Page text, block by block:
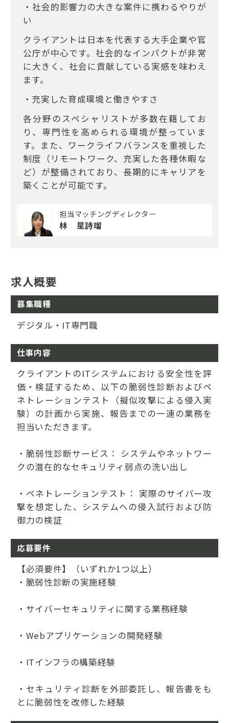
・社会的影響力の大きな案件に携わるやりが
い
クライアントは日本を代表する大手企業や官
公庁が中心です。社会的なインパクトが非常
に大きく、社会に貢献している実感を味わえ
ます。
・充実した育成環境と働きやすさ
各分野のスペシャリストが多数在籍してお
り、専門性を高められる環境が整っていま
す。また、ワークライフバランスを重視した
制度（リモートワーク、充実した各種休暇な
ど）が整備されており、長期的にキャリアを
築くことが可能です。
担当マッチングディレクター
林 星詩瑠
求人概要
募集職種
デジタル・IT専門職
仕事内容
クライアントのITシステムにおける安全性を評
価・検証するため、以下の脆弱性診断およびペ
ネトレーションテスト（擬似攻撃による侵入実
験）の計画から実施、報告までの一連の業務を
担当いただきます。
・脆弱性診断サービス： システムやネットワー
クの潜在的なセキュリティ弱点の洗い出し
・ペネトレーションテスト： 実際のサイバー攻
撃を想定した、システムへの侵入試行および防
御力の検証
応募要件
【必須要件】（いずれか1つ以上）
・脆弱性診断の実施経験
・サイバーセキュリティに関する業務経験
・Webアプリケーションの開発経験
・ITインフラの構築経験
・セキュリティ診断を外部委託し、報告書をも
とに脆弱性を改修した経験